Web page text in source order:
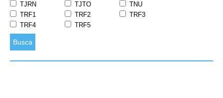
TJRN
TJTO
TNU
TRF1
TRF2
TRF3
TRF4
TRF5
Busca